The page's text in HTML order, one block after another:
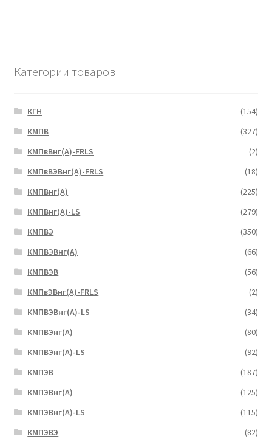
Категории товаров
КГН
(154)
КМПВ
(327)
КМПвВнг(А)-FRLS
(2)
КМПвВЭВнг(А)-FRLS
(18)
КМПВнг(А)
(225)
КМПВнг(А)-LS
(279)
КМПВЭ
(350)
КМПВЭBнг(А)
(66)
КМПВЭВ
(56)
КМПвЭВнг(А)-FRLS
(2)
КМПВЭВнг(А)-LS
(34)
КМПВЭнг(А)
(80)
КМПВЭнг(А)-LS
(92)
КМПЭВ
(187)
КМПЭВнг(А)
(125)
КМПЭВнг(А)-LS
(115)
КМПЭВЭ
(82)